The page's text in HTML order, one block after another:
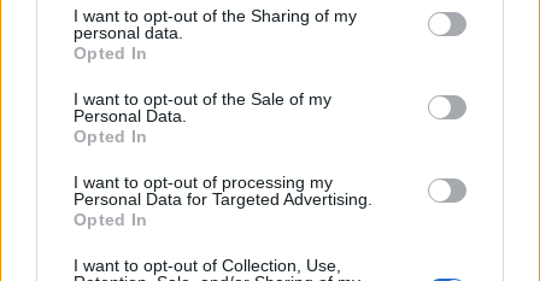
not limited to your visit or usage behaviour. You may click to
grant or deny consent to Google and its third-party tags to
use your data for below specified purposes in below Google
consent section.
I want to opt-out of the Sharing of my
personal data.
Opted In
I want to opt-out of the Sale of my
Personal Data.
Opted In
I want to opt-out of processing my
Personal Data for Targeted Advertising.
Opted In
I want to opt-out of Collection, Use,
respectivamente), mientras que José Giménez, Correa,
Carrasco, Savic o Hermoso tuvieron una media de 6 o más
11 ideal de noviembre (2020/21)
jornadas 9 y 11. Os presentamos
con Messi como jugador con más